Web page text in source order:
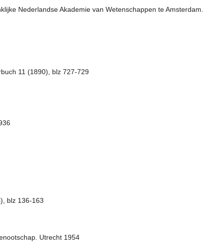
Nederlandse Akademie van Wetenschappen te Amsterdam.
11 (1890), blz 727-729
blz 136-163
Utrecht 1954